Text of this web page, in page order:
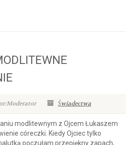
Świadectwa
modlitewnym z Ojcem Łukaszem
córeczki. Kiedy Ojciec tylko
poczułam przepiękny zapach,